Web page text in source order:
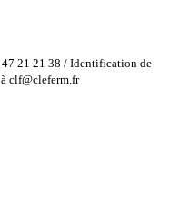
47 21 21 38 / Identification de
clf@cleferm.fr